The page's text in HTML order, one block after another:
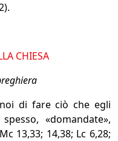
CHIESA
di fare ciò che egli
«domandate»,
13,33; 14,38; Lc 6,28;